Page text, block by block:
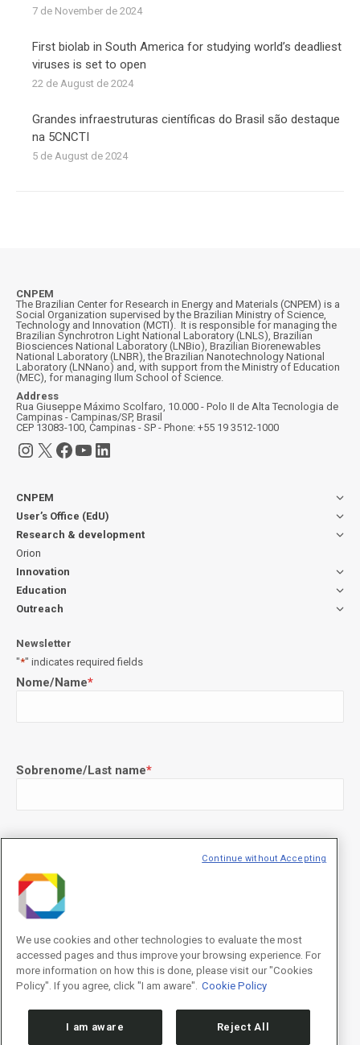
7 de November de 2024
First biolab in South America for studying world’s deadliest
viruses is set to open
22 de August de 2024
Grandes infraestruturas científicas do Brasil são destaque
na 5CNCTI
5 de August de 2024
CNPEM
The Brazilian Center for Research in Energy and Materials (CNPEM) is a
Social Organization supervised by the Brazilian Ministry of Science,
Technology and Innovation (MCTI). It is responsible for managing the
Brazilian Synchrotron Light National Laboratory (LNLS), Brazilian
Biosciences National Laboratory (LNBio), Brazilian Biorenewables
National Laboratory (LNBR), the Brazilian Nanotechnology National
Laboratory (LNNano) and, with support from the Ministry of Education
(MEC), for managing Ilum School of Science.
Address
Rua Giuseppe Máximo Scolfaro, 10.000 - Polo II de Alta Tecnologia de
Campinas - Campinas/SP, Brasil
CEP 13083-100, Campinas - SP - Phone: +55 19 3512-1000
Instagram
X Facebook
YouTube
LinkedIn
CNPEM
User’s Office (EdU)
Research & development
Orion
Innovation
Education
Outreach
Newsletter
"*" indicates required fields
Nome/Name*
Sobrenome/Last name*
Declaração de consentimento*
Concordo com os termos de uso descritos na Política de
Privacidade/I agree to the terms of use described in thePrivacy
Policy.
We use cookies and other technologies to evaluate the most
accessed pages and thus improve your browsing experience. For
more information on how this is done, please visit our "Cookies
Policy". If you agree, click "I am aware". Cookie Policy
I am aware Reject All
Continue without Accepting